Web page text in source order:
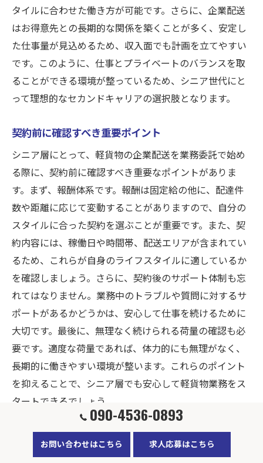
タイルに合わせた働き方が可能です。さらに、企業配送
はお得意先との長期的な関係を築くことが多く、安定し
た仕事量が見込めるため、収入面でも計画を立てやすい
です。このように、仕事とプライベートのバランスを取
ることができる環境が整っているため、シニア世代にと
って理想的なセカンドキャリアの選択肢となります。
契約前に確認すべき重要ポイント
シニア層にとって、軽貨物の企業配送を業務委託で始め
る際に、契約前に確認すべき重要なポイントがありま
す。まず、報酬体系です。報酬は固定給の他に、配達件
数や距離に応じて変動することがありますので、自分の
スタイルに合った契約を選ぶことが重要です。また、契
約内容には、稼働日や時間帯、配送エリアが含まれてい
るため、これらが自身のライフスタイルに適しているか
を確認しましょう。さらに、契約後のサポート体制も忘
れてはなりません。業務中のトラブルや質問に対するサ
ポートがあるかどうかは、安心して仕事を続けるために
大切です。最後に、無理なく続けられる荷量の確認も必
要です。適度な荷量であれば、体力的にも無理がなく、
長期的に働きやすい環境が整います。これらのポイント
を抑えることで、シニア層でも安心して軽貨物業務をス
タートできるでしょう。
シニアが安心して働ける理由
シニア層が軽貨物の業務委託を選ぶ理由の一つに、働く
090-4536-0893
お問い合わせはこちら 求人応募はこちら